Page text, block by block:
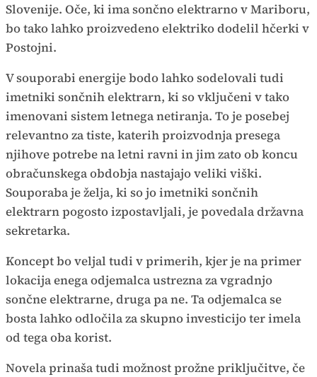
Slovenije. Oče, ki ima sončno elektrarno v Mariboru,
bo tako lahko proizvedeno elektriko dodelil hčerki v
Postojni.
V souporabi energije bodo lahko sodelovali tudi
imetniki sončnih elektrarn, ki so vključeni v tako
imenovani sistem letnega netiranja. To je posebej
relevantno za tiste, katerih proizvodnja presega
njihove potrebe na letni ravni in jim zato ob koncu
obračunskega obdobja nastajajo veliki viški.
Souporaba je želja, ki so jo imetniki sončnih
elektrarn pogosto izpostavljali, je povedala državna
sekretarka.
Koncept bo veljal tudi v primerih, kjer je na primer
lokacija enega odjemalca ustrezna za vgradnjo
sončne elektrarne, druga pa ne. Ta odjemalca se
bosta lahko odločila za skupno investicijo ter imela
od tega oba korist.
Novela prinaša tudi možnost prožne priključitve, če